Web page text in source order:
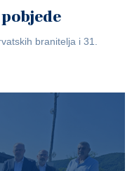
branitelja i 31.